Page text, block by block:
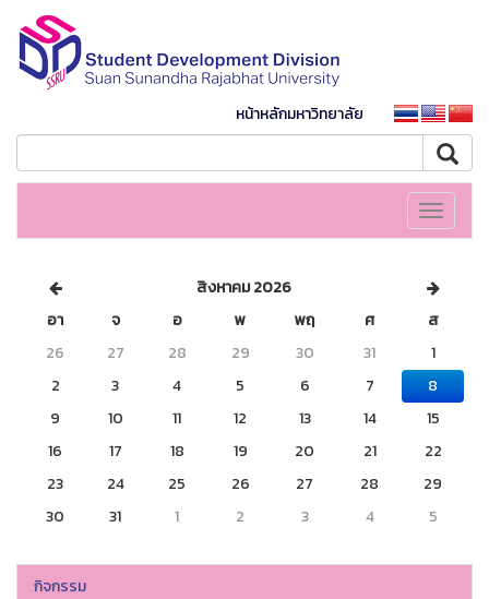
หน้าหลักมหาวิทยาลัย
Toggle
สิงหาคม 2026
อา
จ อ พ พฤ ศ
ส
26
27 28 29 30 31
1
2
3 4 5 6 7
8
9
10 11 12 13 14
15
16
17 18 19 20 21
22
23
24 25 26 27 28
29
30
31 1 2 3 4 5
กิจกรรม